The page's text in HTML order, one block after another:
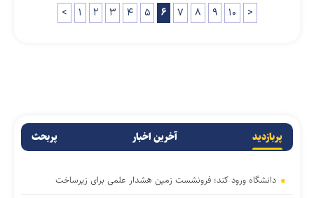
< ۱ ۲ ۳ ۴ ۵ ۶ ۷ ۸ ۹ ۱۰ >
پربازدید آخرین اخبار پربحث
دانشگاه ورود کند؛ فرونشست زمین هشدار علمی برای زیرساخت